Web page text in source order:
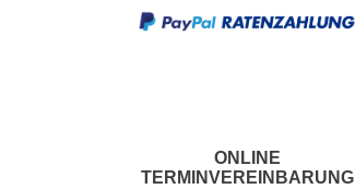
ONLINE
TERMINVEREINBARUNG